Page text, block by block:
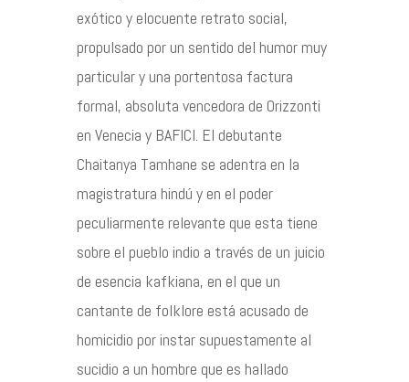
exótico y elocuente retrato social,
propulsado por un sentido del humor muy
particular y una portentosa factura
formal, absoluta vencedora de Orizzonti
en Venecia y BAFICI. El debutante
Chaitanya Tamhane se adentra en la
magistratura hindú y en el poder
peculiarmente relevante que esta tiene
sobre el pueblo indio a través de un juicio
de esencia kafkiana, en el que un
cantante de folklore está acusado de
homicidio por instar supuestamente al
sucidio a un hombre que es hallado
©2026 COPYRIGHT FLOTHEMES